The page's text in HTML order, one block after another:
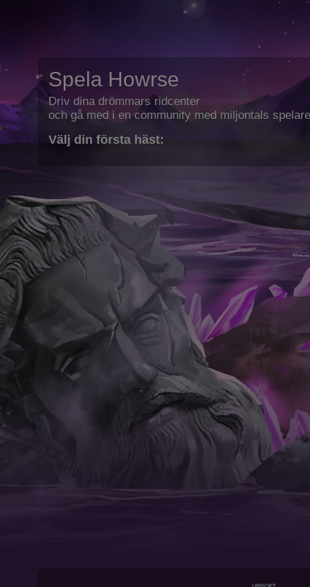
Spela Howrse
Driv dina drömmars ridcenter
och gå med i en community med miljontals
Välj din första häst: